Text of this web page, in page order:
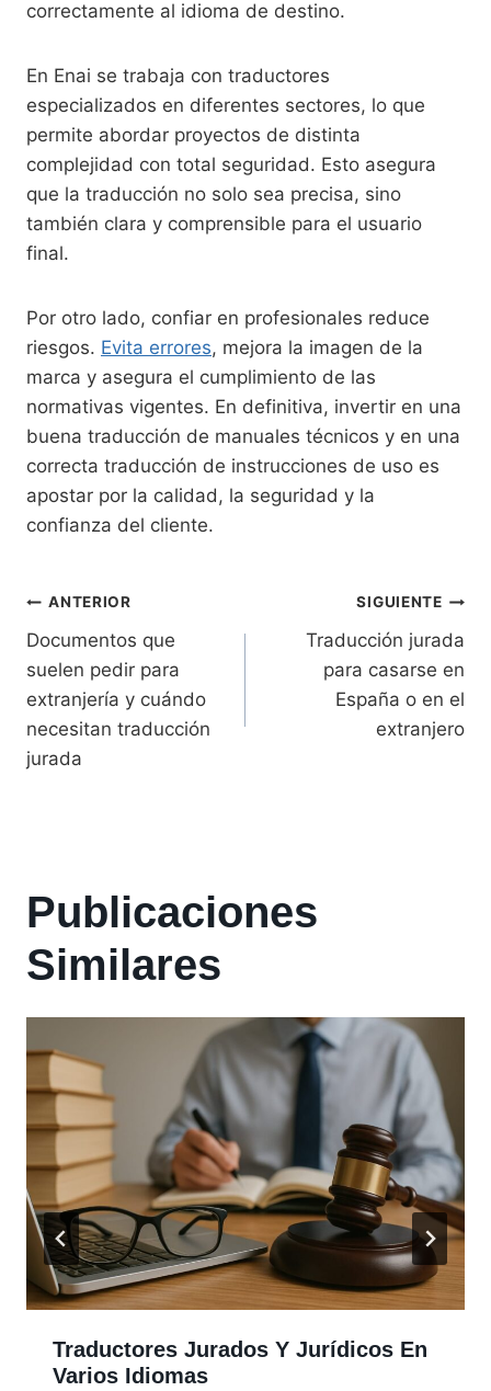
correctamente al idioma de destino.
En Enai se trabaja con traductores
especializados en diferentes sectores, lo que
permite abordar proyectos de distinta
complejidad con total seguridad. Esto asegura
que la traducción no solo sea precisa, sino
también clara y comprensible para el usuario
final.
Por otro lado, confiar en profesionales reduce
riesgos. Evita errores, mejora la imagen de la
marca y asegura el cumplimiento de las
normativas vigentes. En definitiva, invertir en una
buena traducción de manuales técnicos y en una
correcta traducción de instrucciones de uso es
apostar por la calidad, la seguridad y la
confianza del cliente.
ANTERIOR
Documentos que
suelen pedir para
extranjería y cuándo
necesitan traducción
jurada
SIGUIENTE
Traducción jurada
para casarse en
España o en el
extranjero
Publicaciones
Similares
Traductores Jurados Y Jurídicos En
Varios Idiomas